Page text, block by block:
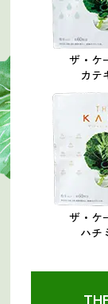
ザ・ケ
カテ
ザ・ケ
ハチ